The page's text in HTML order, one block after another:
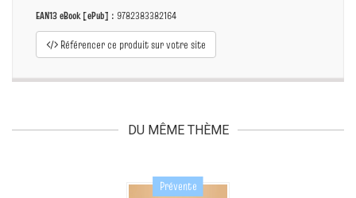
EAN13 eBook [ePub] : 9782383382164
Référencer ce produit sur votre site
DU MÊME THÈME
Prévente